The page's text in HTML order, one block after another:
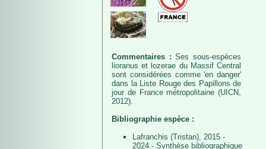
Commentaires :Ses sous-espèces
lioranus et lozerae du Massif Central
sont considérées comme 'en danger'
dans la Liste Rouge des Papillons de
jour de France métropolitaine (UICN,
2012).
Bibliographie espèce :
Lafranchis (Tristan), 2015 -
2024.- Synthèse bibliographique